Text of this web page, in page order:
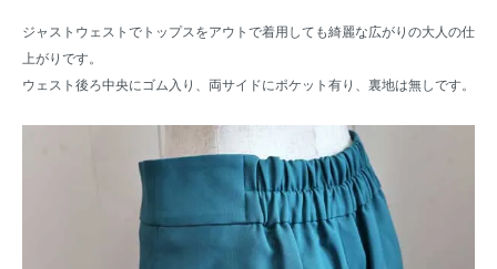
ジャストウェストでトップスをアウトで着用しても綺麗な広がりの大人の仕
上がりです。
ウェスト後ろ中央にゴム入り、両サイドにポケット有り、裏地は無しです。